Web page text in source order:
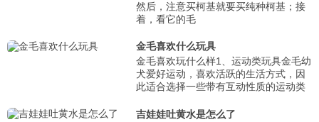
然后，注意买柯基就要买纯种柯基；接
着，看它的毛
金毛喜欢什么玩具
金毛喜欢玩什么样1、运动类玩具金毛幼
犬爱好运动，喜欢活跃的生活方式，因
此适合选择一些带有互动性质的运动类
吉娃娃吐黄水是怎么了